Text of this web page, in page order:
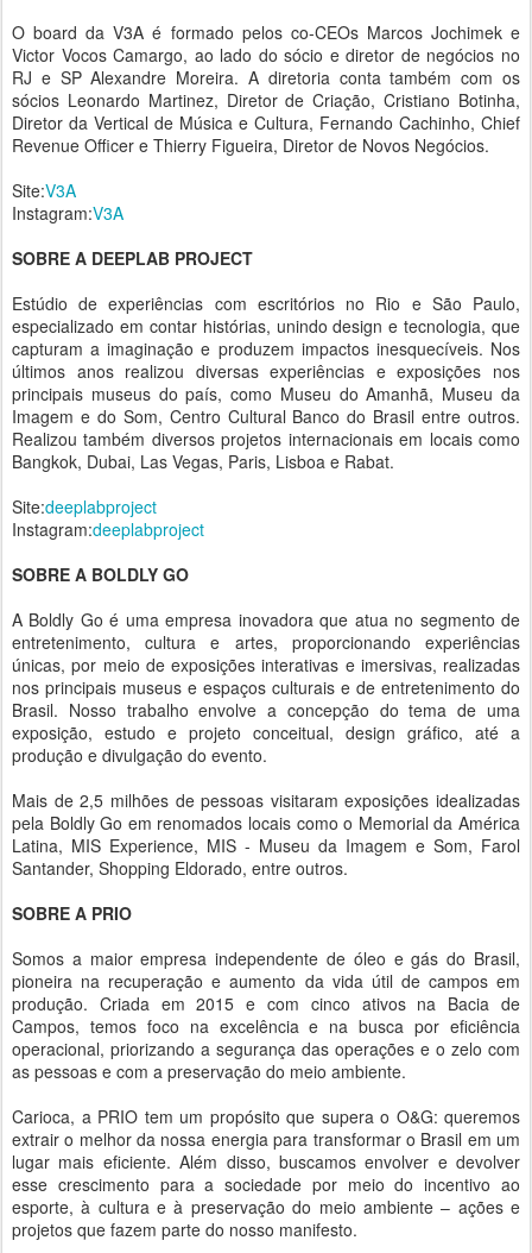
O board da V3A é formado pelos co-CEOs Marcos Jochimek e
Victor Vocos Camargo, ao lado do sócio e diretor de negócios no
RJ e SP Alexandre Moreira. A diretoria conta também com os
sócios Leonardo Martinez, Diretor de Criação, Cristiano Botinha,
Diretor da Vertical de Música e Cultura, Fernando Cachinho, Chief
Revenue Officer e Thierry Figueira, Diretor de Novos Negócios.
Site:V3A
Instagram:V3A
SOBRE A DEEPLAB PROJECT
Estúdio de experiências com escritórios no Rio e São Paulo,
especializado em contar histórias, unindo design e tecnologia, que
capturam a imaginação e produzem impactos inesquecíveis. Nos
últimos anos realizou diversas experiências e exposições nos
principais museus do país, como Museu do Amanhã, Museu da
Imagem e do Som, Centro Cultural Banco do Brasil entre outros.
Realizou também diversos projetos internacionais em locais como
Bangkok, Dubai, Las Vegas, Paris, Lisboa e Rabat.
Site:deeplabproject
Instagram:deeplabproject
SOBRE A BOLDLY GO
A Boldly Go é uma empresa inovadora que atua no segmento de
entretenimento, cultura e artes, proporcionando experiências
únicas, por meio de exposições interativas e imersivas, realizadas
nos principais museus e espaços culturais e de entretenimento do
Brasil. Nosso trabalho envolve a concepção do tema de uma
exposição, estudo e projeto conceitual, design gráfico, até a
produção e divulgação do evento.
Mais de 2,5 milhões de pessoas visitaram exposições idealizadas
pela Boldly Go em renomados locais como o Memorial da América
Latina, MIS Experience, MIS - Museu da Imagem e Som, Farol
Santander, Shopping Eldorado, entre outros.
SOBRE A PRIO
Somos a maior empresa independente de óleo e gás do Brasil,
pioneira na recuperação e aumento da vida útil de campos em
produção. Criada em 2015 e com cinco ativos na Bacia de
Campos, temos foco na excelência e na busca por eficiência
operacional, priorizando a segurança das operações e o zelo com
as pessoas e com a preservação do meio ambiente.
Carioca, a PRIO tem um propósito que supera o O&G: queremos
extrair o melhor da nossa energia para transformar o Brasil em um
lugar mais eficiente. Além disso, buscamos envolver e devolver
esse crescimento para a sociedade por meio do incentivo ao
esporte, à cultura e à preservação do meio ambiente – ações e
projetos que fazem parte do nosso manifesto.